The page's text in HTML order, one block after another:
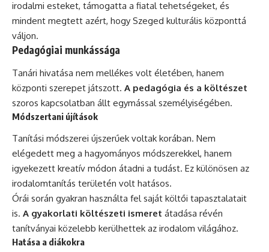
irodalmi esteket, támogatta a fiatal tehetségeket, és
mindent megtett azért, hogy Szeged kulturális központtá
váljon.
Pedagógiai munkássága
Tanári hivatása nem mellékes volt életében, hanem
központi szerepet játszott. A pedagógia és a költészet
szoros kapcsolatban állt egymással személyiségében.
Módszertani újítások
Tanítási módszerei újszerűek voltak korában. Nem
elégedett meg a hagyományos módszerekkel, hanem
igyekezett kreatív módon átadni a tudást. Ez különösen az
irodalomtanítás területén volt hatásos.
Órái során gyakran használta fel saját költői tapasztalatait
is. A gyakorlati költészeti ismeret átadása révén
tanítványai közelebb kerülhettek az irodalom világához.
Hatása a diákokra